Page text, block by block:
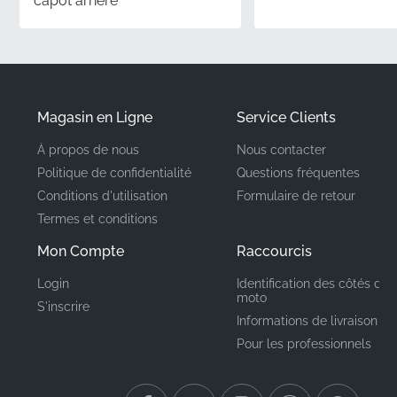
Numéro de Pièce
(MPN)
86174KPP620ZA
Fabricant
Emplacement de
Montage
Type
Lorsque vous installez un autocollant OEM
Magasin en Ligne
À propos de nous
Politique de confidentialité
Conditions d'utilisation
Termes et conditions
Mon Compte
Login
S'inscrire
Service Clients
Nous contacter
Questions fréquentes
Formulaire de retour
Raccourcis
Identification des côtés de
moto
Informations de livraison
Pour les professionnels